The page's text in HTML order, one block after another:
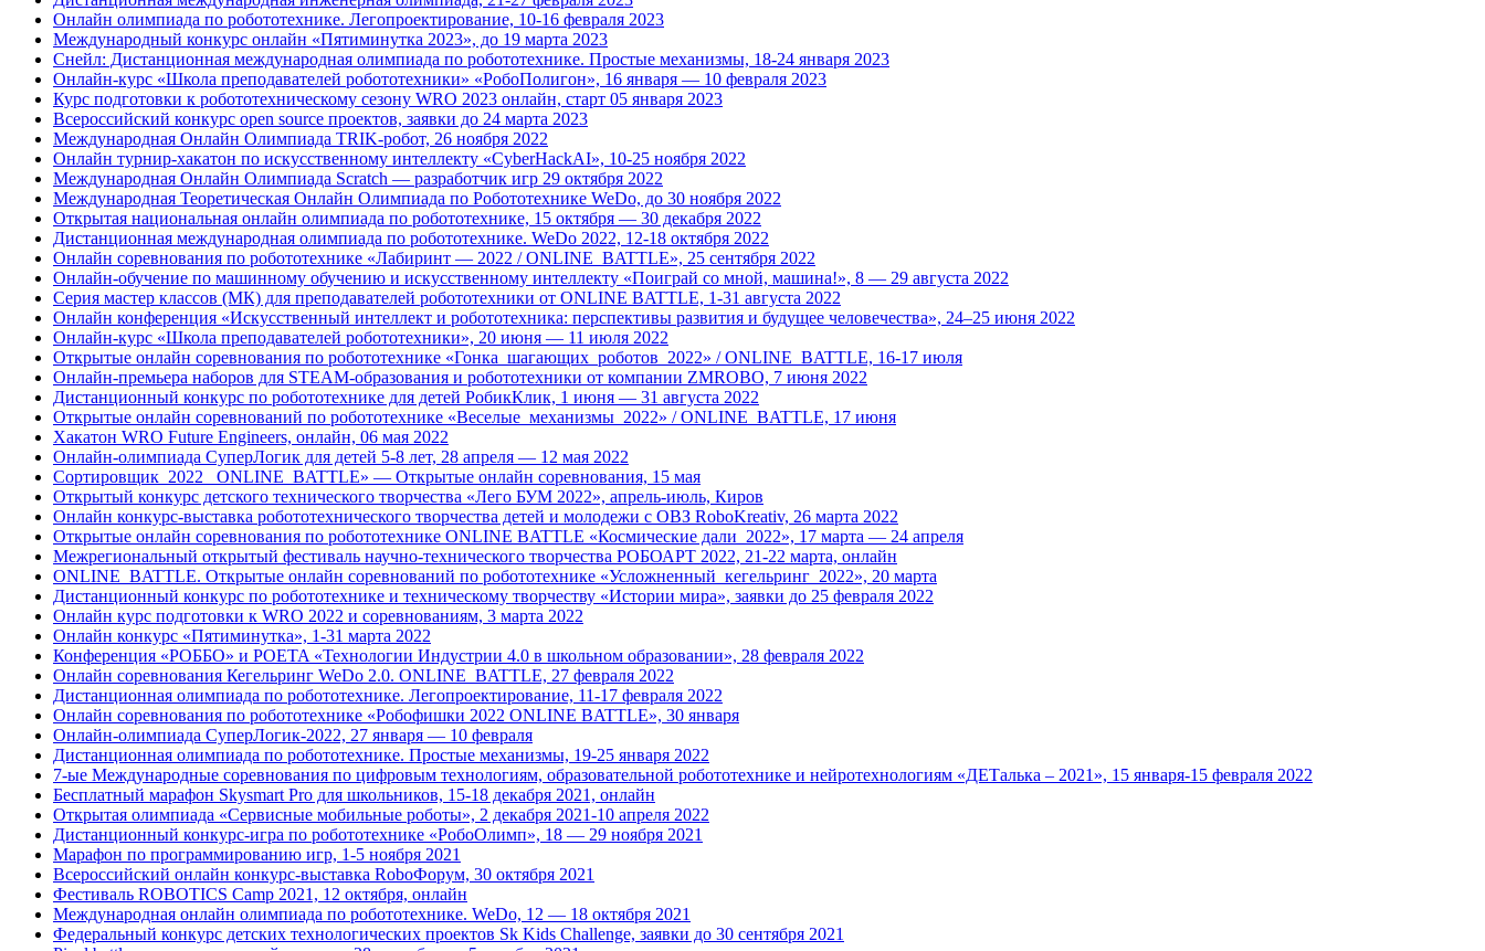
Онлайн олимпиада по робототехнике. Легопроектирование, 10-16 февраля 2023
Международный конкурс онлайн «Пятиминутка 2023», до 19 марта 2023
Снейл: Дистанционная международная олимпиада по робототехнике. Простые механизмы, 18-24 января 2023
Онлайн-курс «Школа преподавателей робототехники» «РобоПолигон», 16 января — 10 февраля 2023
Курс подготовки к робототехническому сезону WRO 2023 онлайн, старт 05 января 2023
Всероссийский конкурс open source проектов, заявки до 24 марта 2023
Международная Онлайн Олимпиада TRIK-робот, 26 ноября 2022
Онлайн турнир-хакатон по искусственному интеллекту «CyberHackAI», 10-25 ноября 2022
Международная Онлайн Олимпиада Scratch — разработчик игр 29 октября 2022
Международная Теоретическая Онлайн Олимпиада по Робототехнике WeDo, до 30 ноября 2022
Открытая национальная онлайн олимпиада по робототехнике, 15 октября — 30 декабря 2022
Дистанционная международная олимпиада по робототехнике. WeDo 2022, 12-18 октября 2022
Онлайн соревнования по робототехнике «Лабиринт — 2022 / ONLINE_BATTLE», 25 сентября 2022
Онлайн-обучение по машинному обучению и искусственному интеллекту «Поиграй со мной, машина!», 8 — 29 августа 2022
Серия мастер классов (МК) для преподавателей робототехники от ONLINE BATTLE, 1-31 августа 2022
Онлайн конференция «Искусственный интеллект и робототехника: перспективы развития и будущее человечества», 24–25 июня 2022
Онлайн-курс «Школа преподавателей робототехники», 20 июня — 11 июля 2022
Открытые онлайн соревнования по робототехнике «Гонка_шагающих_роботов_2022» / ONLINE_BATTLE, 16-17 июля
Онлайн-премьера наборов для STEAM-образования и робототехники от компании ZMROBO, 7 июня 2022
Дистанционный конкурс по робототехнике для детей РобикКлик, 1 июня — 31 августа 2022
Открытые онлайн соревнований по робототехнике «Веселые_механизмы_2022» / ONLINE_BATTLE, 17 июня
Хакатон WRO Future Engineers, онлайн, 06 мая 2022
Онлайн-олимпиада СуперЛогик для детей 5-8 лет, 28 апреля — 12 мая 2022
Сортировщик_2022 _ONLINE_BATTLE» — Открытые онлайн соревнования, 15 мая
Открытый конкурс детского технического творчества «Лего БУМ 2022», апрель-июль, Киров
Онлайн конкурс-выставка робототехнического творчества детей и молодежи с ОВЗ RoboKreativ, 26 марта 2022
Открытые онлайн соревнования по робототехнике ONLINE BATTLE «Космические дали_2022», 17 марта — 24 апреля
Межрегиональный открытый фестиваль научно-технического творчества РОБОАРТ 2022, 21-22 марта, онлайн
ONLINE_BATTLE. Открытые онлайн соревнований по робототехнике «Усложненный_кегельринг_2022», 20 марта
Дистанционный конкурс по робототехнике и техническому творчеству «Истории мира», заявки до 25 февраля 2022
Онлайн курс подготовки к WRO 2022 и соревнованиям, 3 марта 2022
Онлайн конкурс «Пятиминутка», 1-31 марта 2022
Конференция «РОББО» и POETA «Технологии Индустрии 4.0 в школьном образовании», 28 февраля 2022
Онлайн соревнования Кегельринг WeDo 2.0. ONLINE_BATTLE, 27 февраля 2022
Дистанционная олимпиада по робототехнике. Легопроектирование, 11-17 февраля 2022
Онлайн соревнования по робототехнике «Робофишки 2022 ONLINE BATTLE», 30 января
Онлайн-олимпиада СуперЛогик-2022, 27 января — 10 февраля
Дистанционная олимпиада по робототехнике. Простые механизмы, 19-25 января 2022
7-ые Международные соревнования по цифровым технологиям, образовательной робототехнике и нейротехнологиям «ДЕТалька – 2021», 15 января-15 февраля 2022
Бесплатный марафон Skysmart Pro для школьников, 15-18 декабря 2021, онлайн
Открытая олимпиада «Сервисные мобильные роботы», 2 декабря 2021-10 апреля 2022
Дистанционный конкурс-игра по робототехнике «РобоОлимп», 18 — 29 ноября 2021
Марафон по программированию игр, 1-5 ноября 2021
Всероссийский онлайн конкурс-выставка RoboФорум, 30 октября 2021
Фестиваль ROBOTICS Camp 2021, 12 октября, онлайн
Международная онлайн олимпиада по робототехнике. WeDo, 12 — 18 октября 2021
Федеральный конкурс детских технологических проектов Sk Kids Challenge, заявки до 30 сентября 2021